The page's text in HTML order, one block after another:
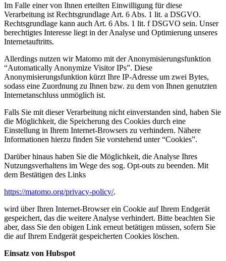
Im Falle einer von Ihnen erteilten Einwilligung für diese
Verarbeitung ist Rechtsgrundlage Art. 6 Abs. 1 lit. a DSGVO.
Rechtsgrundlage kann auch Art. 6 Abs. 1 lit. f DSGVO sein. Unser
berechtigtes Interesse liegt in der Analyse und Optimierung unseres
Internetauftritts.
Allerdings nutzen wir Matomo mit der Anonymisierungsfunktion
“Automatically Anonymize Visitor IPs”. Diese
Anonymisierungsfunktion kürzt Ihre IP-Adresse um zwei Bytes,
sodass eine Zuordnung zu Ihnen bzw. zu dem von Ihnen genutzten
Internetanschluss unmöglich ist.
Falls Sie mit dieser Verarbeitung nicht einverstanden sind, haben Sie
die Möglichkeit, die Speicherung des Cookies durch eine
Einstellung in Ihrem Internet-Browsers zu verhindern. Nähere
Informationen hierzu finden Sie vorstehend unter “Cookies”.
Darüber hinaus haben Sie die Möglichkeit, die Analyse Ihres
Nutzungsverhaltens im Wege des sog. Opt-outs zu beenden. Mit
dem Bestätigen des Links
https://matomo.org/privacy-policy/.
wird über Ihren Internet-Browser ein Cookie auf Ihrem Endgerät
gespeichert, das die weitere Analyse verhindert. Bitte beachten Sie
aber, dass Sie den obigen Link erneut betätigen müssen, sofern Sie
die auf Ihrem Endgerät gespeicherten Cookies löschen.
Einsatz von Hubspot